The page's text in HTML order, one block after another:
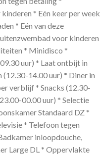
* Eén keer per week
* Eén van deze
voor kinderen
* Minidisco *
uur) * Laat ontbijt in
14.00 uur) * Diner in
verblijf * Snacks (12.30-
00.00 uur) * Selectie
Standaard DZ *
* Telefoon tegen
inloopdouche,
Large DL * Oppervlakte